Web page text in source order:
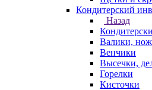
Кондитерский
Назад
Валики,
Венчики
Высечки,
Горелки
Кисточки